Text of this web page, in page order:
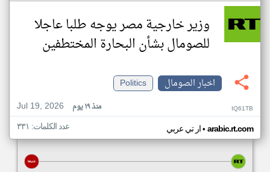
وزير خارجية مصر يوجه طلبا عاجلا
للصومال بشأن البحارة المختطفين
اخبار الصومال
Politics
Jul 19, 2026
منذ ١٩ يوم IQ61TB
ار تي عربي• arabic.rt.com عدد الكلمات: ٣٣١